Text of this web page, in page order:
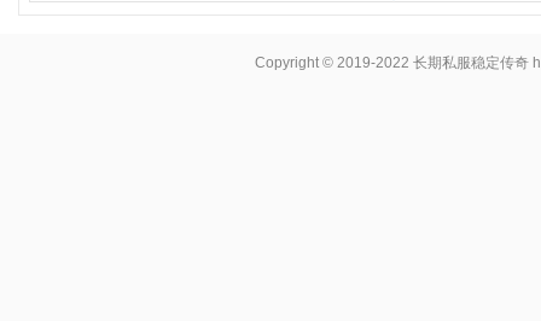
Copyright © 2019-2022长期私服稳定传奇